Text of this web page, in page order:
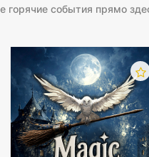
горячие события прямо